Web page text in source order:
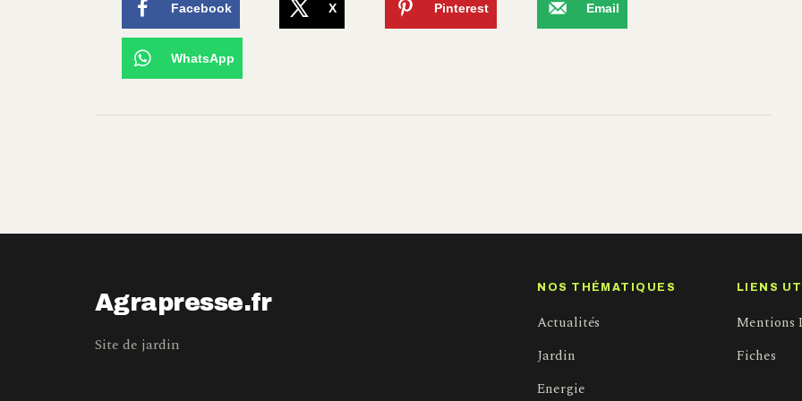
Facebook X Pinterest Email
WhatsApp
Agrapresse.fr
Site de jardin
NOS THÉMATIQUES
Actualités
Jardin
Energie
LIENS
Mentions
Fiches